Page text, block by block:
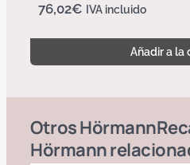
76,02€ IVA incluido
Añadir a la
OtrosHörmann
Hörmann